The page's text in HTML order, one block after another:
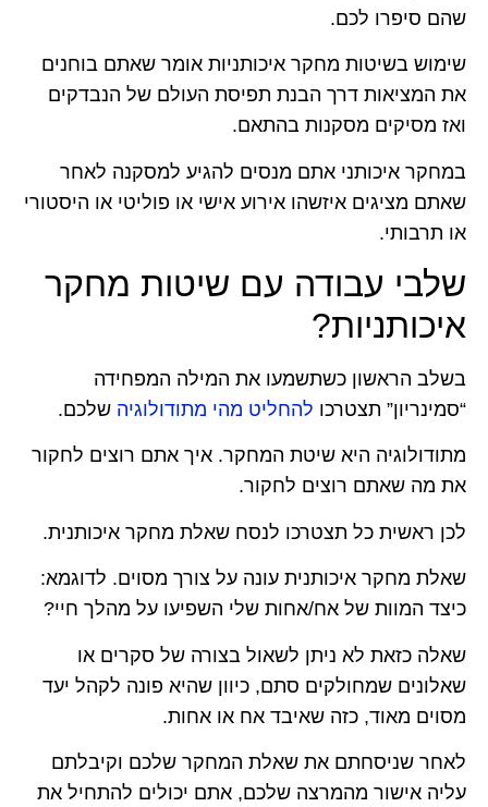
שהם סיפרו לכם.
שימוש בשיטות מחקר איכותניות אומר שאתם בוחנים
את המציאות דרך הבנת תפיסת העולם של הנבדקים
ואז מסיקים מסקנות בהתאם.
במחקר איכותני אתם מנסים להגיע למסקנה לאחר
שאתם מציגים איזשהו אירוע אישי או פוליטי או היסטורי
או תרבותי.
שלבי עבודה עם שיטות מחקר
איכותניות?
בשלב הראשון כשתשמעו את המילה המפחידה
“סמינריון” תצטרכו להחליט מהי מתודולוגיה שלכם.
מתודולוגיה היא שיטת המחקר. איך אתם רוצים לחקור
את מה שאתם רוצים לחקור.
לכן ראשית כל תצטרכו לנסח שאלת מחקר איכותנית.
שאלת מחקר איכותנית עונה על צורך מסוים. לדוגמא:
כיצד המוות של אח/אחות שלי השפיעו על מהלך חיי?
שאלה כזאת לא ניתן לשאול בצורה של סקרים או
שאלונים שמחולקים סתם, כיוון שהיא פונה לקהל יעד
מסוים מאוד, כזה שאיבד אח או אחות.
לאחר שניסחתם את שאלת המחקר שלכם וקיבלתם
עליה אישור מהמרצה שלכם, אתם יכולים להתחיל את